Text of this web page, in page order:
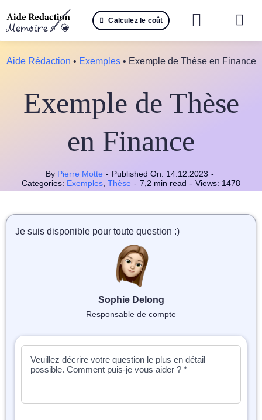
au
contenu
Calculez le coût
📚
Aide Rédaction • Exemples• Exemple de Thèse en Finance
Exemple de Thèse
en Finance
By Pierre Motte - Published On: 14.12.2023 -
Categories: Exemples Thèse - 7,2 min read - Views: 1478
Je suis disponible pour toute question :)
Sophie Delong
Responsable de compte